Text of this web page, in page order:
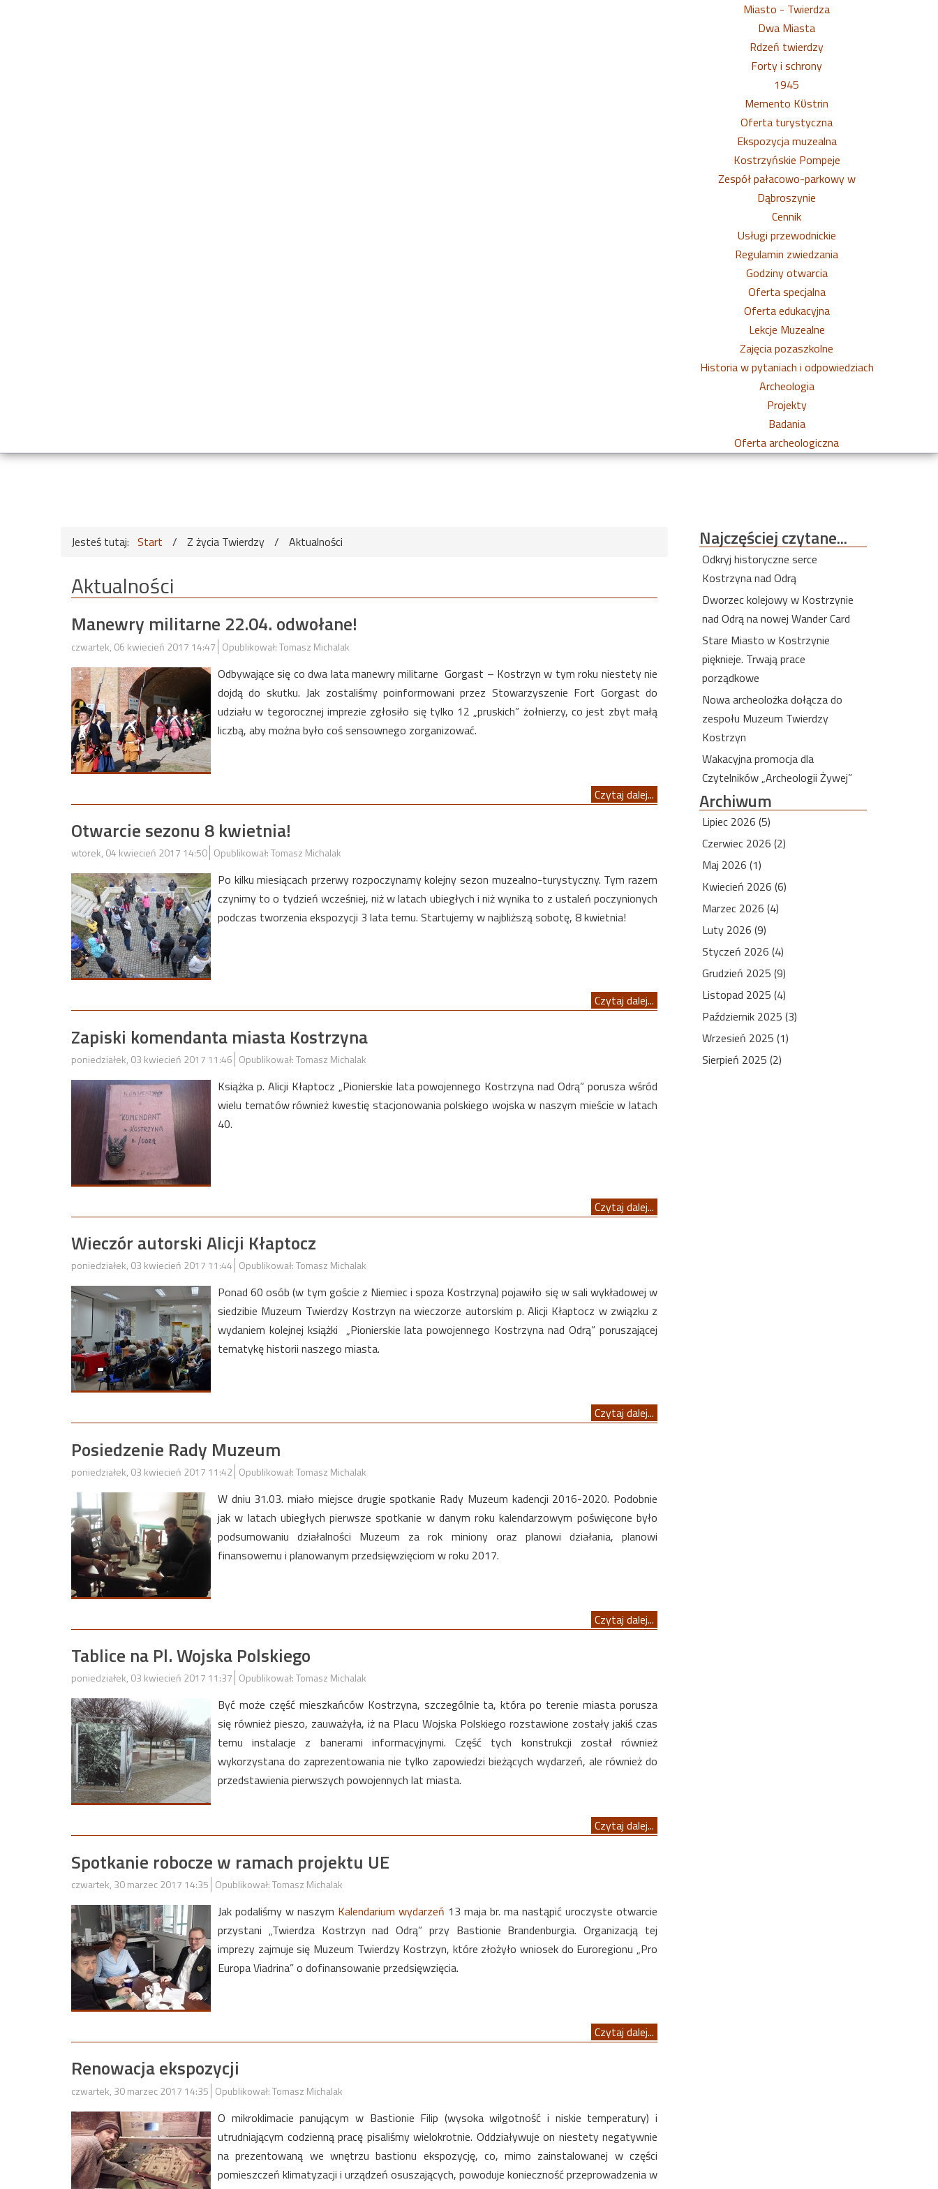
Miasto - Twierdza
Dwa Miasta
Rdzeń twierdzy
Forty i schrony
1945
Memento Kϋstrin
Oferta turystyczna
Ekspozycja muzealna
Kostrzyńskie Pompeje
Zespół pałacowo-parkowy w
Dąbroszynie
Cennik
Usługi przewodnickie
Regulamin zwiedzania
Godziny otwarcia
Oferta specjalna
Oferta edukacyjna
Lekcje Muzealne
Zajęcia pozaszkolne
Historia w pytaniach i odpowiedziach
Archeologia
Projekty
Badania
Oferta archeologiczna
Jesteś tutaj: Start / Z życia Twierdzy / Aktualności
Aktualności
Manewry militarne 22.04. odwołane!
czwartek, 06 kwiecień 2017 14:47 Opublikował: Tomasz Michalak
Odbywające się co dwa lata manewry militarne Gorgast – Kostrzyn w tym roku niestety nie
dojdą do skutku. Jak zostaliśmy poinformowani przez Stowarzyszenie Fort Gorgast do
udziału w tegorocznej imprezie zgłosiło się tylko 12 „pruskich” żołnierzy, co jest zbyt małą
liczbą, aby można było coś sensownego zorganizować.
Czytaj dalej...
Otwarcie sezonu 8 kwietnia!
wtorek, 04 kwiecień 2017 14:50 Opublikował: Tomasz Michalak
Po kilku miesiącach przerwy rozpoczynamy kolejny sezon muzealno-turystyczny. Tym razem
czynimy to o tydzień wcześniej, niż w latach ubiegłych i niż wynika to z ustaleń poczynionych
podczas tworzenia ekspozycji 3 lata temu. Startujemy w najbliższą sobotę, 8 kwietnia!
Czytaj dalej...
Zapiski komendanta miasta Kostrzyna
poniedziałek, 03 kwiecień 2017 11:46 Opublikował: Tomasz Michalak
Książka p. Alicji Kłaptocz „Pionierskie lata powojennego Kostrzyna nad Odrą” porusza wśród
wielu tematów również kwestię stacjonowania polskiego wojska w naszym mieście w latach
40.
Czytaj dalej...
Wieczór autorski Alicji Kłaptocz
poniedziałek, 03 kwiecień 2017 11:44 Opublikował: Tomasz Michalak
Ponad 60 osób (w tym goście z Niemiec i spoza Kostrzyna) pojawiło się w sali wykładowej w
siedzibie Muzeum Twierdzy Kostrzyn na wieczorze autorskim p. Alicji Kłaptocz w związku z
wydaniem kolejnej książki „Pionierskie lata powojennego Kostrzyna nad Odrą” poruszającej
tematykę historii naszego miasta.
Czytaj dalej...
Posiedzenie Rady Muzeum
poniedziałek, 03 kwiecień 2017 11:42 Opublikował: Tomasz Michalak
W dniu 31.03. miało miejsce drugie spotkanie Rady Muzeum kadencji 2016-2020. Podobnie
jak w latach ubiegłych pierwsze spotkanie w danym roku kalendarzowym poświęcone było
podsumowaniu działalności Muzeum za rok miniony oraz planowi działania, planowi
finansowemu i planowanym przedsięwzięciom w roku 2017.
Czytaj dalej...
Tablice na Pl. Wojska Polskiego
poniedziałek, 03 kwiecień 2017 11:37 Opublikował: Tomasz Michalak
Być może część mieszkańców Kostrzyna, szczególnie ta, która po terenie miasta porusza
się również pieszo, zauważyła, iż na Placu Wojska Polskiego rozstawione zostały jakiś czas
temu instalacje z banerami informacyjnymi. Część tych konstrukcji został również
wykorzystana do zaprezentowania nie tylko zapowiedzi bieżących wydarzeń, ale również do
przedstawienia pierwszych powojennych lat miasta.
Czytaj dalej...
Spotkanie robocze w ramach projektu UE
czwartek, 30 marzec 2017 14:35 Opublikował: Tomasz Michalak
Jak podaliśmy w naszym Kalendarium wydarzeń 13 maja br. ma nastąpić uroczyste otwarcie
przystani „Twierdza Kostrzyn nad Odrą” przy Bastionie Brandenburgia. Organizacją tej
imprezy zajmuje się Muzeum Twierdzy Kostrzyn, które złożyło wniosek do Euroregionu „Pro
Europa Viadrina” o dofinansowanie przedsięwzięcia.
Czytaj dalej...
Renowacja ekspozycji
czwartek, 30 marzec 2017 14:35 Opublikował: Tomasz Michalak
O mikroklimacie panującym w Bastionie Filip (wysoka wilgotność i niskie temperatury) i
utrudniającym codzienną pracę pisaliśmy wielokrotnie. Oddziaływuje on niestety negatywnie
na prezentowaną we wnętrzu bastionu ekspozycję, co, mimo zainstalowanej w części
pomieszczeń klimatyzacji i urządzeń osuszających, powoduje konieczność przeprowadzenia w
Najczęściejczytane...
Odkryj historyczne serce
Kostrzyna nad Odrą
Dworzec kolejowy w Kostrzynie
nad Odrą na nowej Wander Card
Stare Miasto w Kostrzynie
pięknieje. Trwają prace
porządkowe
Nowa archeolożka dołącza do
zespołu Muzeum Twierdzy
Kostrzyn
Wakacyjna promocja dla
Czytelników „Archeologii Żywej”
Archiwum
Lipiec 2026 (5)
Czerwiec 2026 (2)
Maj 2026 (1)
Kwiecień 2026 (6)
Marzec 2026 (4)
Luty 2026 (9)
Styczeń 2026 (4)
Grudzień 2025 (9)
Listopad 2025 (4)
Październik 2025 (3)
Wrzesień 2025 (1)
Sierpień 2025 (2)